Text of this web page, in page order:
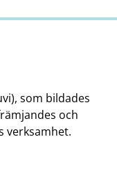
som bildades
och
verksamhet.